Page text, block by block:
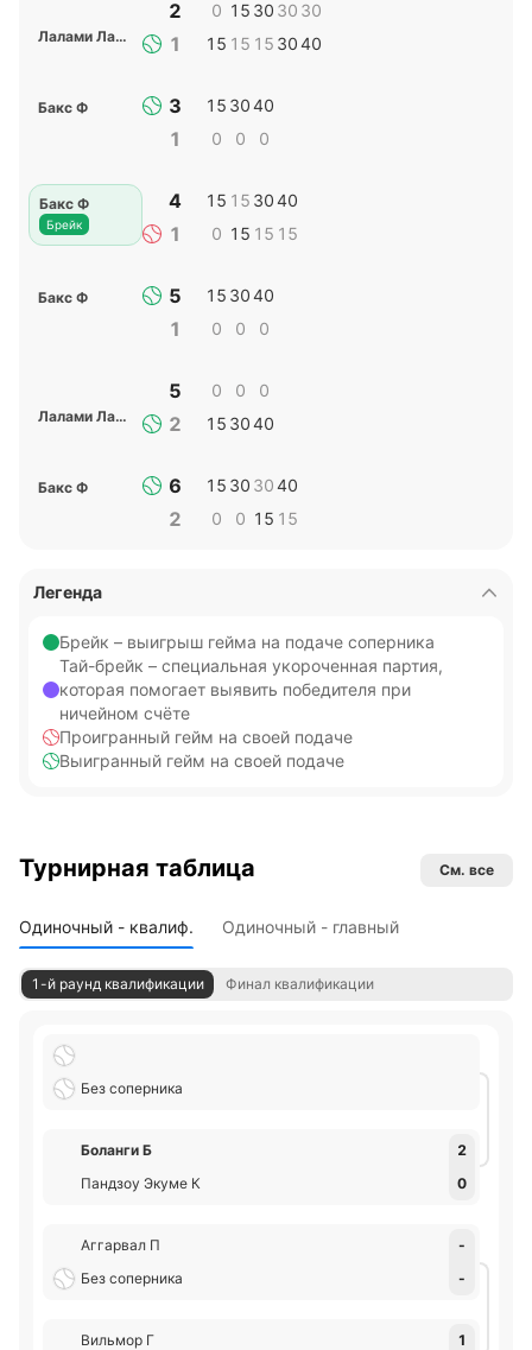
Лалами Лаарусси Ю
2
1
0
15
15
15
30
15
30
30
30
40
Бакс Ф
3
1
15
0
30
0
40
0
Бакс Ф
Брейк
4
1
15
0
15
15
30
15
40
15
Бакс Ф
5
1
15
0
30
0
40
0
Лалами Лаарусси Ю
5
2
0
15
0
30
0
40
Бакс Ф
6
2
15
0
30
0
30
15
40
15
Легенда
Брейк – выигрыш гейма на подаче соперника
Тай-брейк – специальная укороченная партия,
которая помогает выявить победителя при
ничейном счёте
Проигранный гейм на своей подаче
Выигранный гейм на своей подаче
Турнирная таблица См. все
Одиночный - квалиф. Одиночный - главный
1-й раунд квалификации Финал квалификации
Без соперника
Боланги Б
2
Пандзоу Экуме К
0
Аггарвал П
-
Без соперника
-
Вильмор Г
1